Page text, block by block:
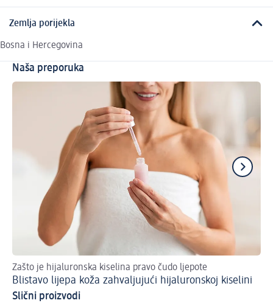
Zemlja porijekla
Bosna i Hercegovina
Naša preporuka
Zašto je hijaluronska kiselina pravo čudo ljepote
Blistavo lijepa koža zahvaljujući hijaluronskoj kiselini
Slični proizvodi